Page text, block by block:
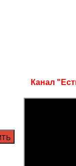
Канал